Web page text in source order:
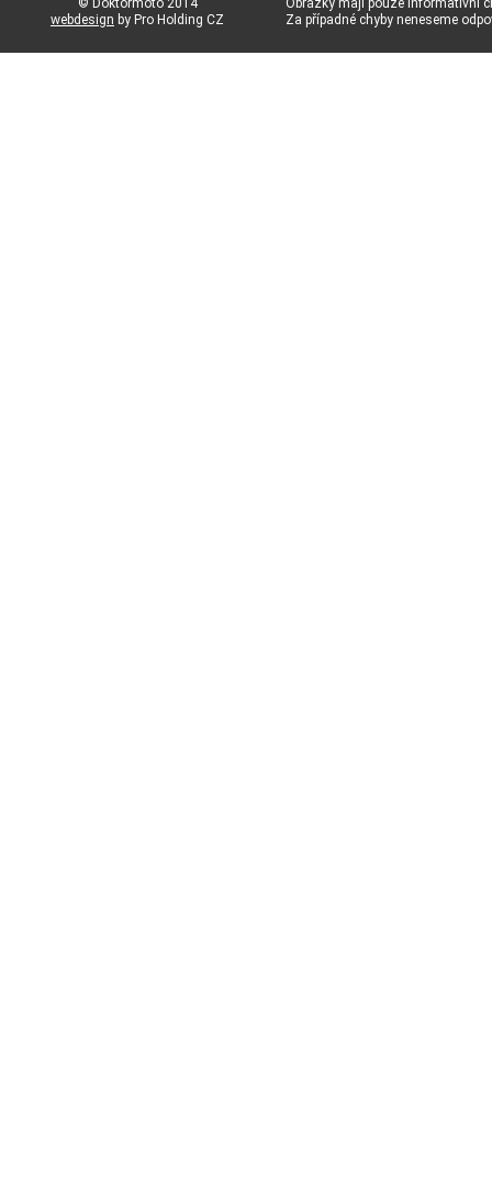
© Doktormoto 2014
webdesign by Pro Holding CZ
Obrázky mají pouze informativní
Za případné chyby neneseme